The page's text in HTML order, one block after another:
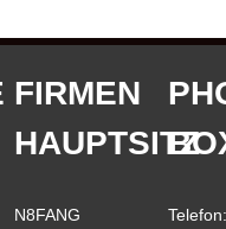
FIRMEN
HAUPTSITZ
N8FANG
Telefon: